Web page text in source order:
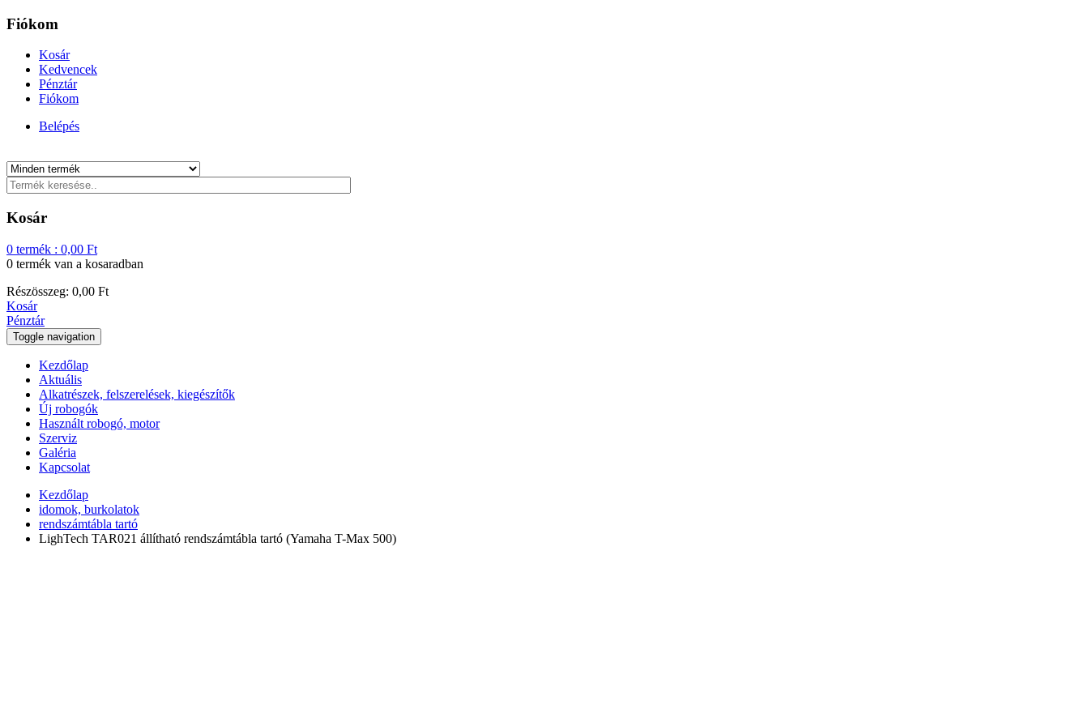
Fiókom
Kosár
Kedvencek
Pénztár
Fiókom
Belépés
Kosár
0 termék : 0,00 Ft
0 termék van a kosaradban
Részösszeg: 0,00 Ft
Kosár
Pénztár
Toggle navigation
Kezdőlap
Aktuális
Alkatrészek, felszerelések, kiegészítők
Új robogók
Használt robogó, motor
Szerviz
Galéria
Kapcsolat
Kezdőlap
idomok, burkolatok
rendszámtábla tartó
LighTech TAR021 állítható rendszámtábla tartó (Yamaha T-Max 500)